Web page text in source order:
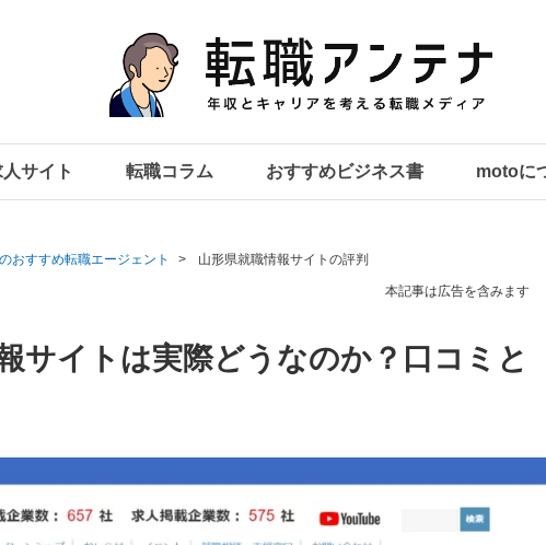
サイト 転職コラム おすすめビジネス書 motoに
おすすめ転職エージェント 山形県就職情報サイトの評判
本記事は広告を含みます
サイトは実際どうなのか？口コミと